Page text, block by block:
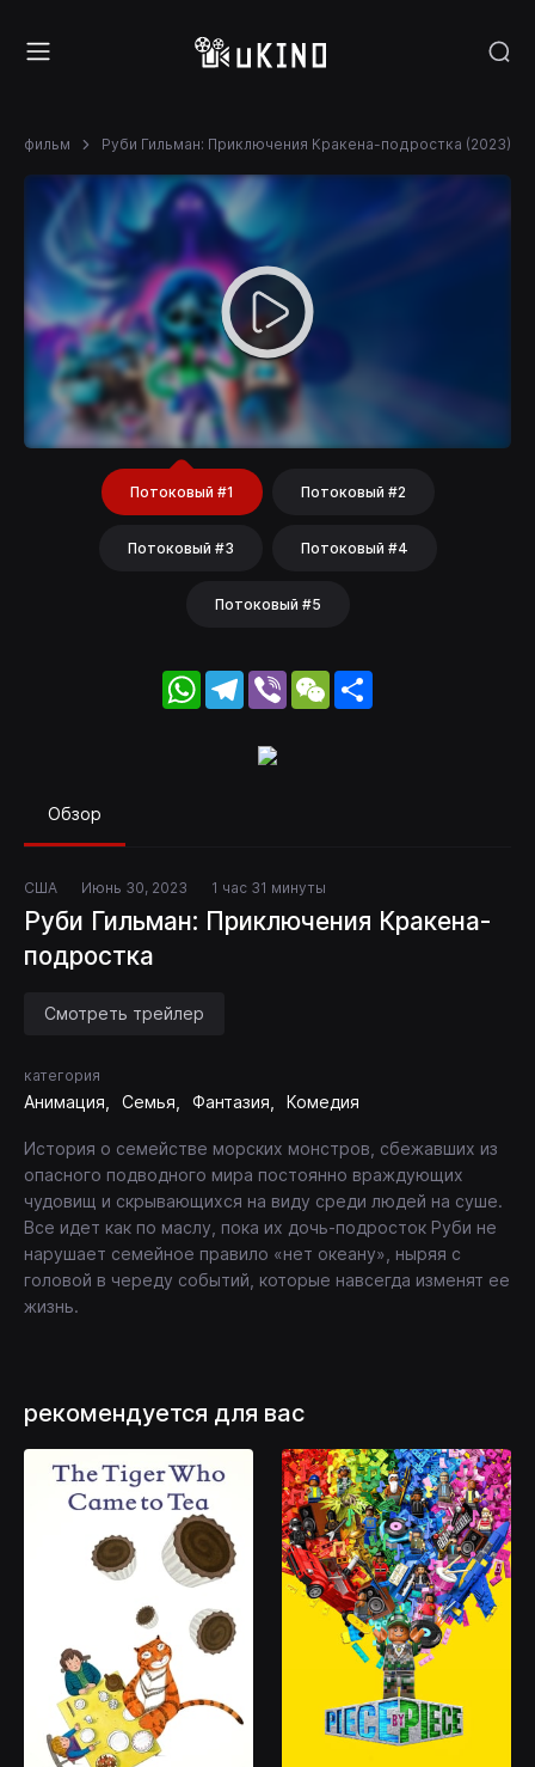
фильм Руби Гильман: Приключения Кракена-подростка (2023)
Потоковый #1 Потоковый #2
Потоковый #3 Потоковый #4
Потоковый #5
WhatsApp
Telegram
Viber WeChat
Обзор
США Июнь 30, 2023 1 час 31 минуты
Руби Гильман: Приключения Кракена-
подростка
Смотреть трейлер
категория
Анимация Семья Фантазия Комедия
История о семействе морских монстров, сбежавших из
опасного подводного мира постоянно враждующих
чудовищ и скрывающихся на виду среди людей на суше.
Все идет как по маслу, пока их дочь-подросток Руби не
нарушает семейное правило «нет океану», ныряя с
головой в череду событий, которые навсегда изменят ее
жизнь.
рекомендуется для вас